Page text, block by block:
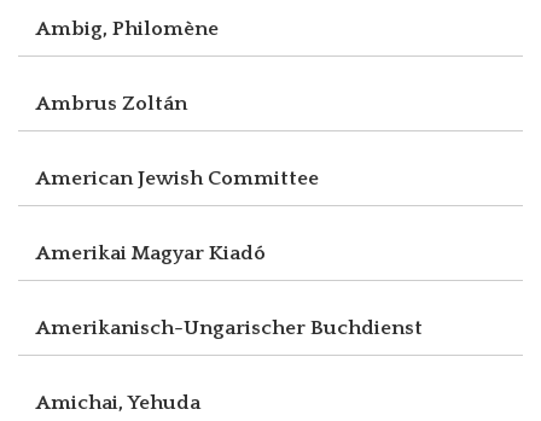
Ambig, Philomène
Ambrus Zoltán
American Jewish Committee
Amerikai Magyar Kiadó
Amerikanisch-Ungarischer Buchdienst
Amichai, Yehuda